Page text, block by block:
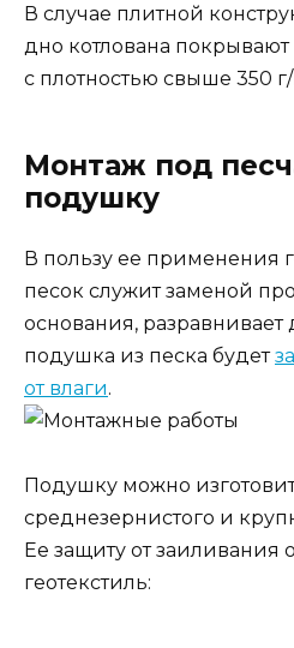
В случае плитной
дно котлована покрывают
с плотностью свыше 350 г/
Монтаж под
подушку
В пользу ее применения
песок служит заменой
основания,
подушка из песка будет
от влаги.
Подушку можно
среднезернистого и
Ее защиту от заиливания
геотекстиль: